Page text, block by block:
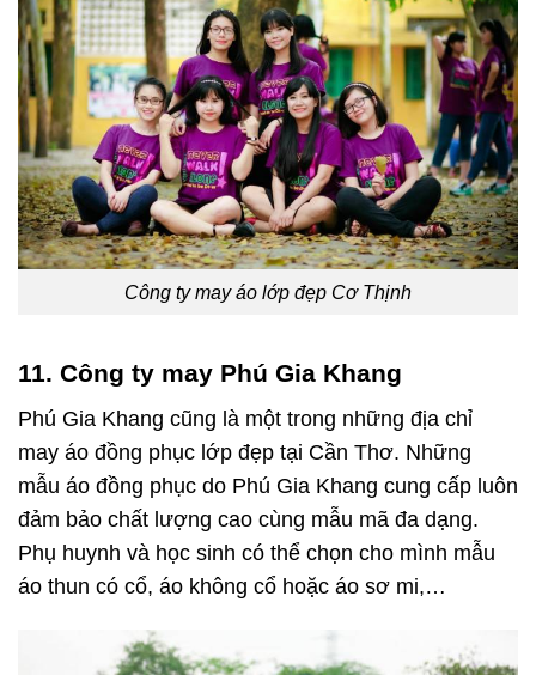
Công ty may áo lớp đẹp Cơ Thịnh
11. Công ty may Phú Gia Khang
Phú Gia Khang cũng là một trong những địa chỉ
may áo đồng phục lớp đẹp tại Cần Thơ. Những
mẫu áo đồng phục do Phú Gia Khang cung cấp luôn
đảm bảo chất lượng cao cùng mẫu mã đa dạng.
Phụ huynh và học sinh có thể chọn cho mình mẫu
áo thun có cổ, áo không cổ hoặc áo sơ mi,…